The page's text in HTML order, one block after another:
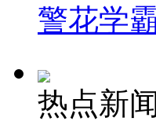
警花学
热点新闻